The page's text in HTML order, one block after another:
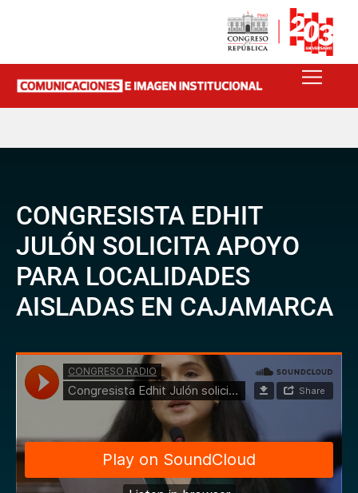
CONGRESISTA EDHIT
JULÓN SOLICITA APOYO
PARA LOCALIDADES
AISLADAS EN CAJAMARCA